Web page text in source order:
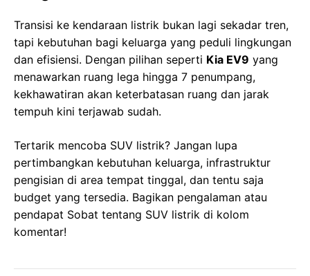
Transisi ke kendaraan listrik bukan lagi sekadar tren,
tapi kebutuhan bagi keluarga yang peduli lingkungan
dan efisiensi. Dengan pilihan seperti Kia EV9 yang
menawarkan ruang lega hingga 7 penumpang,
kekhawatiran akan keterbatasan ruang dan jarak
tempuh kini terjawab sudah.
Tertarik mencoba SUV listrik? Jangan lupa
pertimbangkan kebutuhan keluarga, infrastruktur
pengisian di area tempat tinggal, dan tentu saja
budget yang tersedia. Bagikan pengalaman atau
pendapat Sobat tentang SUV listrik di kolom
komentar!